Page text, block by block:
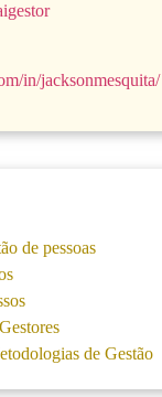
in/jacksonmesquita/
de pessoas
de Gestão